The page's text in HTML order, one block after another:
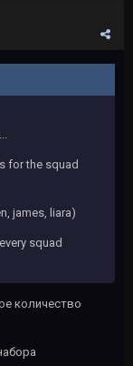
for the squad
james, liara)
squad
количество